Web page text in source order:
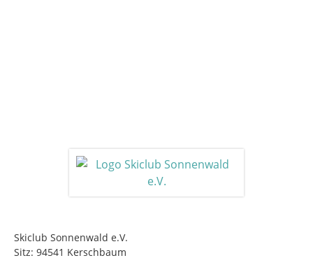
Skiclub Sonnenwald e.V.
Sitz: 94541 Kerschbaum